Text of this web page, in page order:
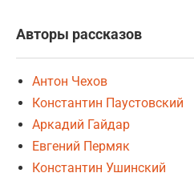
Авторы рассказов
Антон Чехов
Константин Паустовский
Аркадий Гайдар
Евгений Пермяк
Константин Ушинский